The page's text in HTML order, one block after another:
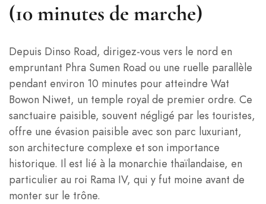
(10 minutes de marche)
Depuis Dinso Road, dirigez-vous vers le nord en
empruntant Phra Sumen Road ou une ruelle parallèle
pendant environ 10 minutes pour atteindre Wat
Bowon Niwet, un temple royal de premier ordre. Ce
sanctuaire paisible, souvent négligé par les touristes,
offre une évasion paisible avec son parc luxuriant,
son architecture complexe et son importance
historique. Il est lié à la monarchie thaïlandaise, en
particulier au roi Rama IV, qui y fut moine avant de
monter sur le trône.